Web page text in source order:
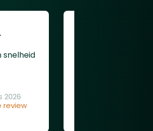
Deerhunter
worden. Belangrijk hierbij is
geen
snelheid
review
2026